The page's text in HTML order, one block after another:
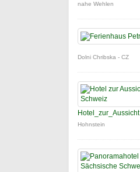
nahe Wehlen
Dolni Chribska - CZ
Hotel_zur_Aussicht
Hohnstein